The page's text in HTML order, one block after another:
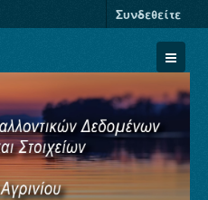
Συνδεθείτε